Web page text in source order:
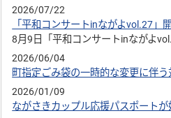
2026/07/22
「平和コンサートinながよvol.27」
8月9日「平和コンサートinながよ
2026/06/04
町指定ごみ袋の一時的な変更に伴
2026/01/09
ながさきカップル応援パスポート